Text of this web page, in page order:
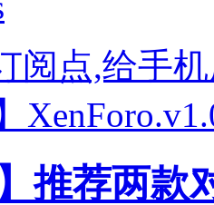
阅点,给手
推荐两款